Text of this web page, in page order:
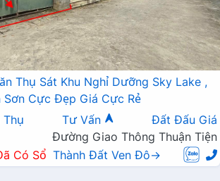
Thụ Sát Khu Nghỉ Dưỡng Sky Lake ,
Sơn Cực Đẹp Giá Cực Rẻ
Thụ Tư Vấn
Đất Đấu Giá
Đường Giao Thông Thuận Tiện
Có Sổ Thành Đất Ven Đô→